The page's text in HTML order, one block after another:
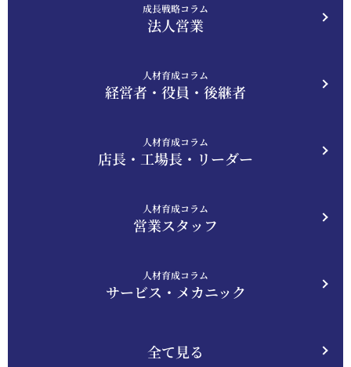
成長戦略コラム
法人営業
人材育成コラム
経営者・役員・後継者
人材育成コラム
店長・工場長・リーダー
人材育成コラム
営業スタッフ
人材育成コラム
サービス・メカニック
全て見る